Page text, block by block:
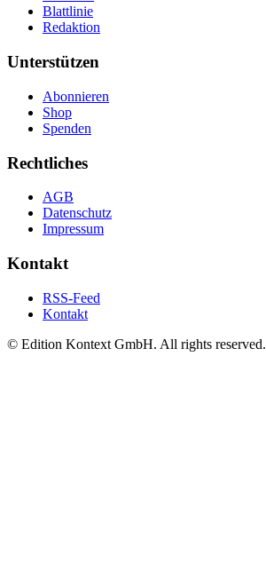
Blattlinie
Redaktion
Unterstützen
Abonnieren
Shop
Spenden
Rechtliches
AGB
Datenschutz
Impressum
Kontakt
RSS-Feed
Kontakt
© Edition Kontext GmbH. All rights reserved.